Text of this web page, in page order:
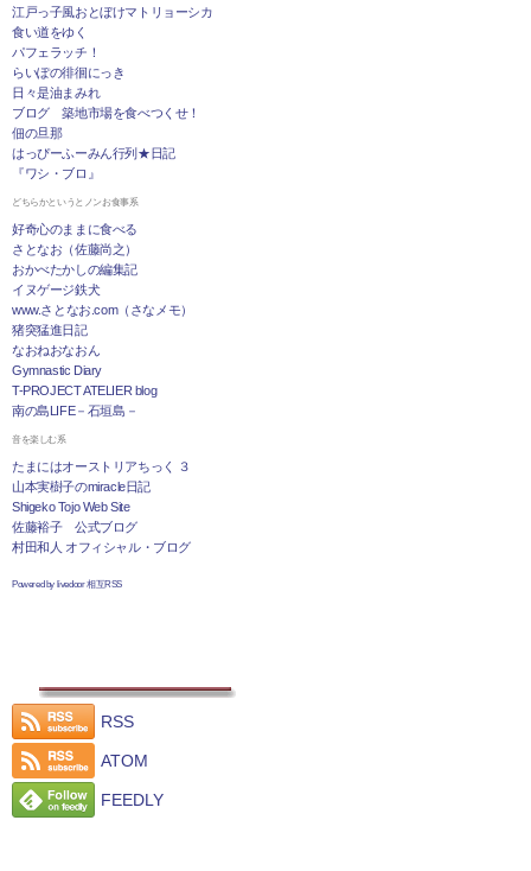
江戸っ子風おとぼけマトリョーシカ
食い道をゆく
パフェラッチ！
らいぽの徘徊にっき
日々是油まみれ
ブログ 築地市場を食べつくせ！
佃の旦那
はっぴーふーみん行列★日記
『ワシ・ブロ』
どちらかというとノンお食事系
好奇心のままに食べる
さとなお（佐藤尚之）
おかべたかしの編集記
イヌゲージ鉄犬
www.さとなお.com（さなメモ）
猪突猛進日記
なおねおなおん
Gymnastic Diary
T-PROJECT ATELIER blog
南の島LIFE－石垣島－
音を楽しむ系
たまにはオーストリアちっく ３
山本実樹子のmiracle日記
Shigeko Tojo Web Site
佐藤裕子 公式ブログ
村田和人 オフィシャル・ブログ
Powered by livedoor 相互RSS
RSS
ATOM
FEEDLY